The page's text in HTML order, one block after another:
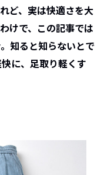
ど、実は快適さを大
けで、この記事では
知ると知らないとで
に、足取り軽くす